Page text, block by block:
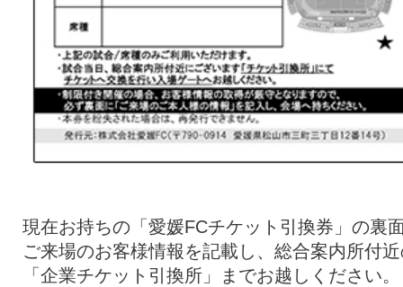
現在お持ちの「愛媛FCチケット引換券」の裏
ご来場のお客様情報を記載し、総合案内所付
「企業チケット引換所」までお越しください。